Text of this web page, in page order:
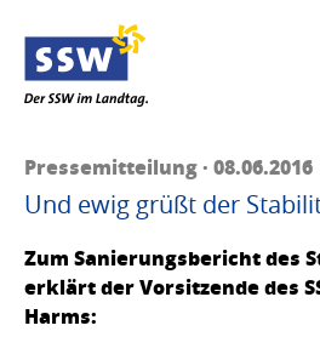
Pressemitteilung · 08.06.2016
Und ewig grüßt der
Zum Sanierungsbericht des
erklärt der Vorsitzende des
Harms: